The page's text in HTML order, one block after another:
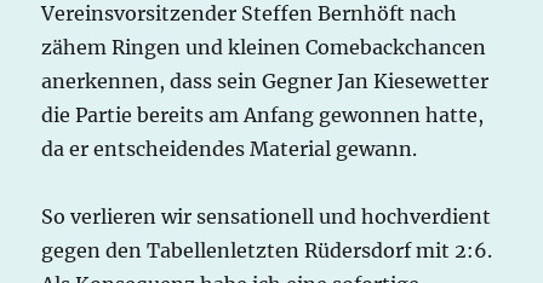
Vereinsvorsitzender Steffen Bernhöft nach
zähem Ringen und kleinen Comebackchancen
anerkennen, dass sein Gegner Jan Kiesewetter
die Partie bereits am Anfang gewonnen hatte,
da er entscheidendes Material gewann.
So verlieren wir sensationell und hochverdient
gegen den Tabellenletzten Rüdersdorf mit 2:6.